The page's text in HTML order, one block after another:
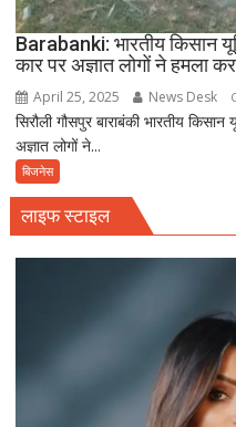
Barabanki: भारतीय किसान
कार पर अज्ञात लोगों ने हमला
April 25, 2025 News Desk
सिरौली गौसपुर बाराबंकी भारतीय
अज्ञात लोगों ने...
बिजनेस
लाइफ स्टाइल